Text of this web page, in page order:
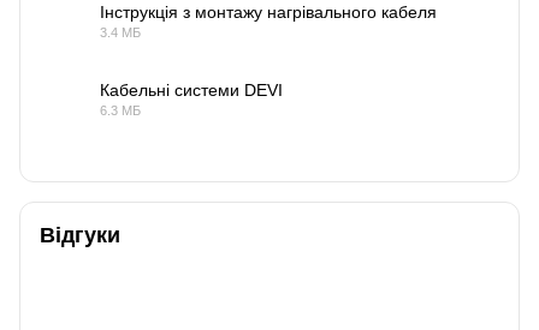
Інструкція з монтажу нагрівального кабеля
3.4 МБ
Кабельні системи DEVI
6.3 МБ
Відгуки